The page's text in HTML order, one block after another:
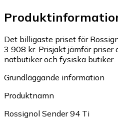
Det billigaste priset för
3 908 kr. Prisjakt jämför priser
nätbutiker och fysiska butiker.
Grundläggande information
Produktnamn
Rossignol Sender 94 Ti